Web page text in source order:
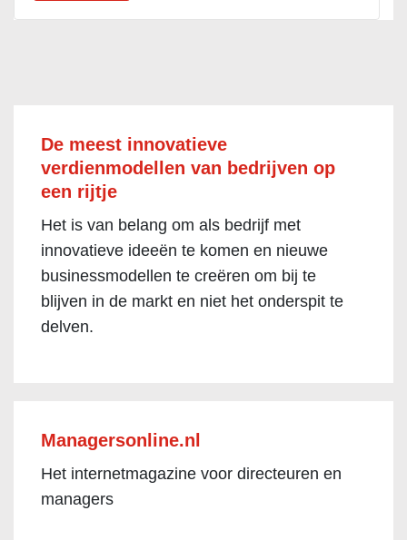
De meest innovatieve
verdienmodellen van bedrijven op
een rijtje
Het is van belang om als bedrijf met
innovatieve ideeën te komen en nieuwe
businessmodellen te creëren om bij te
blijven in de markt en niet het onderspit te
delven.
Managersonline.nl
Het internetmagazine voor directeuren en
managers